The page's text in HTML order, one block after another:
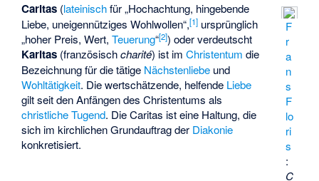
F
r
a
n
s
F
lo
ri
s
:
C
Caritas (lateinischfür „Hochachtung, hingebende
Liebe, uneigennütziges Wohlwollen“,[1] ursprünglich
„hoher Preis, Wert,Teuerung“[2]) oder verdeutscht
Karitas (französischcharité) ist imChristentum die
Bezeichnung für die tätige Nächstenliebe und
Wohltätigkeit. Die wertschätzende, helfende Liebe
gilt seit den Anfängen des Christentums als
christliche Tugend. Die Caritas ist eine Haltung, die
sich im kirchlichen Grundauftrag der Diakonie
konkretisiert.